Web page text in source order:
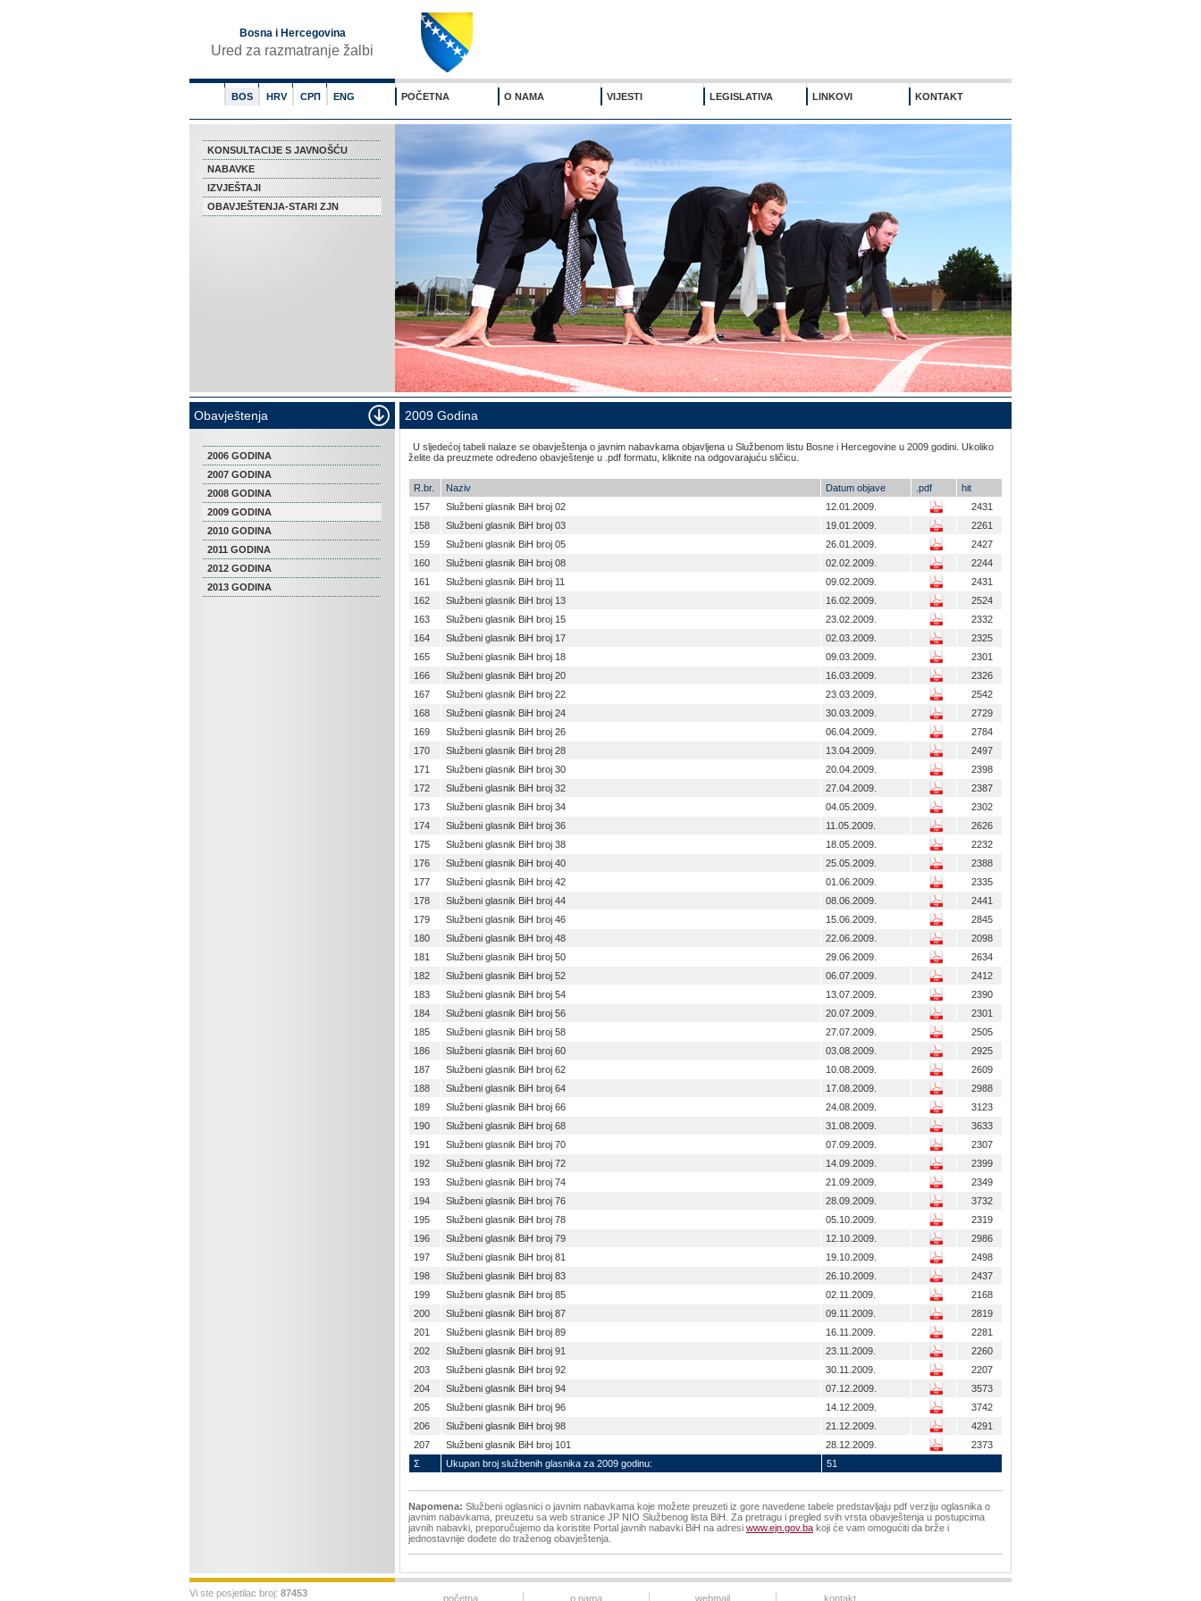
Bosna i Hercegovina
Ured za razmatranje žalbi
BOS HRV СРП ENG POČETNA O NAMA VIJESTI LEGISLATIVA LINKOVI KONTAKT
KONSULTACIJE S JAVNOŠĆU
NABAVKE
IZVJEŠTAJI
OBAVJEŠTENJA-STARI ZJN
Obavještenja
2006 GODINA
2007 GODINA
2008 GODINA
2009 GODINA
2010 GODINA
2011 GODINA
2012 GODINA
2013 GODINA
2009 Godina
U sljedećoj tabeli nalaze se obavještenja o javnim nabavkama objavljena u Službenom listu Bosne i Hercegovine u 2009 godini. Ukoliko
želite da preuzmete određeno obavještenje u .pdf formatu, kliknite na odgovarajuću sličicu.
R.br. Naziv Datum objave .pdf
hit
157
Službeni glasnik BiH broj 02 12.01.2009.
2431
158
Službeni glasnik BiH broj 03 19.01.2009.
2261
159
Službeni glasnik BiH broj 05 26.01.2009.
2427
160
Službeni glasnik BiH broj 08 02.02.2009.
2244
161
Službeni glasnik BiH broj 11 09.02.2009.
2431
162
Službeni glasnik BiH broj 13 16.02.2009.
2524
163
Službeni glasnik BiH broj 15 23.02.2009.
2332
164
Službeni glasnik BiH broj 17 02.03.2009.
2325
165
Službeni glasnik BiH broj 18 09.03.2009.
2301
166
Službeni glasnik BiH broj 20 16.03.2009.
2326
167
Službeni glasnik BiH broj 22 23.03.2009.
2542
168
Službeni glasnik BiH broj 24 30.03.2009.
2729
169
Službeni glasnik BiH broj 26 06.04.2009.
2784
170
Službeni glasnik BiH broj 28 13.04.2009.
2497
171
Službeni glasnik BiH broj 30 20.04.2009.
2398
172
Službeni glasnik BiH broj 32 27.04.2009.
2387
173
Službeni glasnik BiH broj 34 04.05.2009.
2302
174
Službeni glasnik BiH broj 36 11.05.2009.
2626
175
Službeni glasnik BiH broj 38 18.05.2009.
2232
176
Službeni glasnik BiH broj 40 25.05.2009.
2388
177
Službeni glasnik BiH broj 42 01.06.2009.
2335
178
Službeni glasnik BiH broj 44 08.06.2009.
2441
179
Službeni glasnik BiH broj 46 15.06.2009.
2845
180
Službeni glasnik BiH broj 48 22.06.2009.
2098
181
Službeni glasnik BiH broj 50 29.06.2009.
2634
182
Službeni glasnik BiH broj 52 06.07.2009.
2412
183
Službeni glasnik BiH broj 54 13.07.2009.
2390
184
Službeni glasnik BiH broj 56 20.07.2009.
2301
185
Službeni glasnik BiH broj 58 27.07.2009.
2505
186
Službeni glasnik BiH broj 60 03.08.2009.
2925
187
Službeni glasnik BiH broj 62 10.08.2009.
2609
188
Službeni glasnik BiH broj 64 17.08.2009.
2988
189
Službeni glasnik BiH broj 66 24.08.2009.
3123
190
Službeni glasnik BiH broj 68 31.08.2009.
3633
191
Službeni glasnik BiH broj 70 07.09.2009.
2307
192
Službeni glasnik BiH broj 72 14.09.2009.
2399
193
Službeni glasnik BiH broj 74 21.09.2009.
2349
194
Službeni glasnik BiH broj 76 28.09.2009.
3732
195
Službeni glasnik BiH broj 78 05.10.2009.
2319
196
Službeni glasnik BiH broj 79 12.10.2009.
2986
197
Službeni glasnik BiH broj 81 19.10.2009.
2498
198
Službeni glasnik BiH broj 83 26.10.2009.
2437
199
Službeni glasnik BiH broj 85 02.11.2009.
2168
200
Službeni glasnik BiH broj 87 09.11.2009.
2819
201
Službeni glasnik BiH broj 89 16.11.2009.
2281
202
Službeni glasnik BiH broj 91 23.11.2009.
2260
203
Službeni glasnik BiH broj 92 30.11.2009.
2207
204
Službeni glasnik BiH broj 94 07.12.2009.
3573
205
Službeni glasnik BiH broj 96 14.12.2009.
3742
206
Službeni glasnik BiH broj 98 21.12.2009.
4291
207
Službeni glasnik BiH broj 101 28.12.2009.
2373
Σ
Ukupan broj službenih glasnika za 2009 godinu: 51
Napomena: Službeni oglasnici o javnim nabavkama koje možete preuzeti iz gore navedene tabele predstavljaju pdf verziju oglasnika o
javnim nabavkama, preuzetu sa web stranice JP NIO Službenog lista BiH. Za pretragu i pregled svih vrsta obavještenja u postupcima
javnih nabavki, preporučujemo da koristite Portal javnih nabavki BiH na adresi www.ejn.gov.ba koji će vam omogućiti da brže i
jednostavnije dođete do traženog obavještenja.
Vi ste posjetilac broj: 87453 početna o nama webmail kontakt